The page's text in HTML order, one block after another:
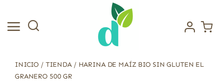
contenido
INICIO / TIENDA/ HARINA DE MAÍZ BIO SIN GLUTEN EL
GRANERO 500 GR